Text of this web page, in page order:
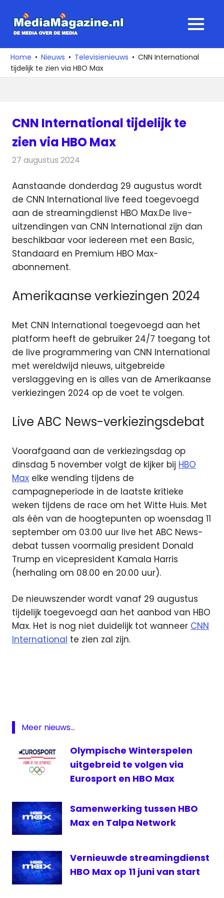
naar
media
over
de
MENU
Home Nieuws Televisienieuws
CNN International
tijdelijk te zien via HBO Max
CNN International tijdelijk te
zien via HBO Max
27 augustus 2024
Aanstaande donderdag 29 augustus wordt
de CNN International live feed toegevoegd
aan de streamingdienst HBO Max.De live-
uitzendingen van CNN International zijn dan
beschikbaar voor iedereen met een Basic,
Standaard en Premium HBO Max-
abonnement.
Amerikaanse verkiezingen 2024
Met CNN International toegevoegd aan het
platform heeft de gebruiker 24/7 toegang tot
de live programmering van CNN International
met wereldwijd nieuws, uitgebreide
verslaggeving en is alles van de Amerikaanse
verkiezingen 2024 op de voet te volgen.
Live ABC News-verkiezingsdebat
Voorafgaand aan de verkiezingsdag op
dinsdag 5 november volgt de kijker bij HBO
Max elke wending tijdens de
campagneperiode in de laatste kritieke
weken tijdens de race om het Witte Huis. Met
als één van de hoogtepunten op woensdag 11
september om 03.00 uur live het ABC News-
debat tussen voormalig president Donald
Trump en vicepresident Kamala Harris
(herhaling om 08.00 en 20.00 uur).
De nieuwszender wordt vanaf 29 augustus
tijdelijk toegevoegd aan het aanbod van HBO
Max. Het is nog niet duidelijk tot wanneer CNN
International te zien zal zijn.
Meer nieuws...
Olympische Winterspelen
uitgebreid te volgen via
Eurosport en HBO Max
Samenwerking tussen HBO
Max en Talpa Network
Vernieuwde streamingdienst
HBO Max op 11 juni van start